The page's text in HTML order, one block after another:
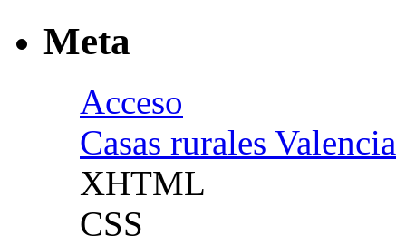
Meta
Acceso
Casas rurales Valencia
XHTML
CSS